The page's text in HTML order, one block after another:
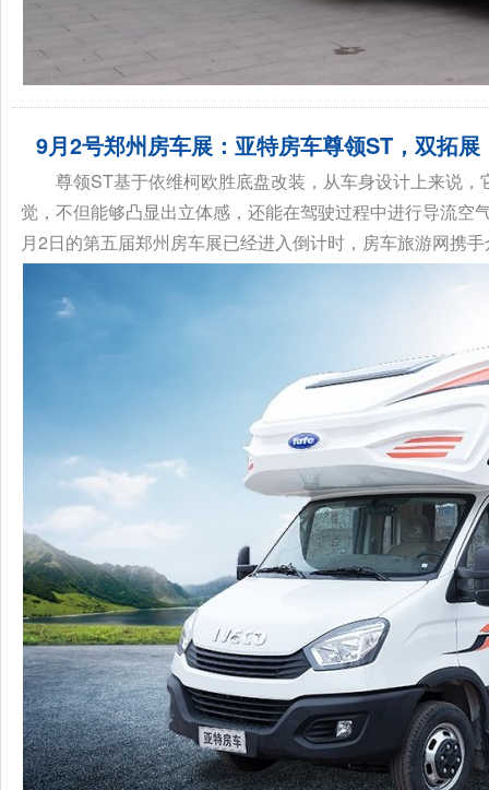
9月2号郑州房车展：亚特房车尊领ST，双拓展
尊领ST基于依维柯欧胜底盘改装，从车身设计上来说
觉，不但能够凸显出立体感，还能在驾驶过程中进行导流
月2日的第五届郑州房车展已经进入倒计时，房车旅游网携